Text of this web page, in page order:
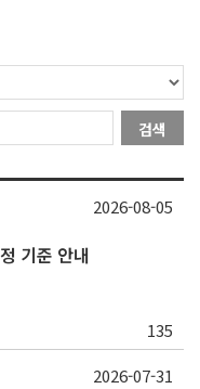
검색
기준 안내
135
2026-08-05
2026-07-31